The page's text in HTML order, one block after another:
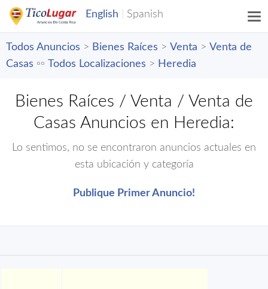
Todos Anuncios > Bienes Raíces > Venta > Venta de
Casas ▫️▫️ Todos Localizaciones > Heredia
Bienes Raíces / Venta / Venta de
Casas Anuncios en Heredia:
Lo sentimos, no se encontraron anuncios actuales en
esta ubicación y categoría
Publique Primer Anuncio!